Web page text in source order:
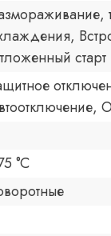
старт
°C